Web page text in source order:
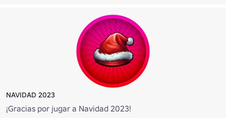
NAVIDAD 2023
¡Gracias por jugar a Navidad 2023!